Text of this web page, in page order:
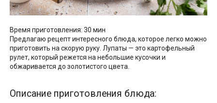
Время приготовления: 30 мин
Предлагаю рецепт интересного блюда, которое легко можно
приготовить на скорую руку. Лупаты — это картофельный
рулет, который режется на небольшие кусочки и
обжаривается до золотистого цвета.
Описание приготовления блюда: